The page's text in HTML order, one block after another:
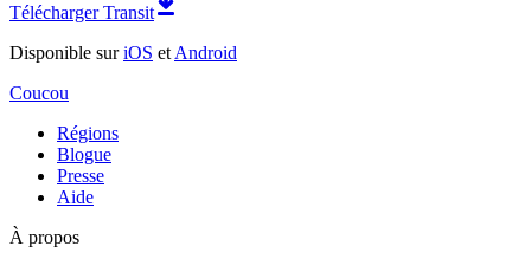
Télécharger Transit
Disponible suriOS et Android
Coucou
Régions
Blogue
Presse
Aide
À propos